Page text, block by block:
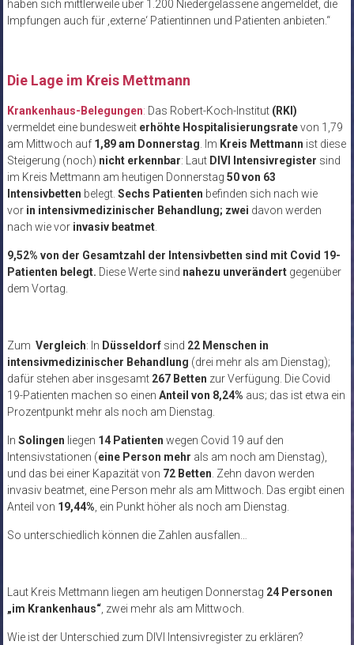
haben sich mittlerweile über 1.200 Niedergelassene angemeldet, die
Impfungen auch für ‚externe‘ Patientinnen und Patienten anbieten.“
Die Lage im Kreis Mettmann
Krankenhaus-Belegungen: Das Robert-Koch-Institut (RKI)
vermeldet eine bundesweit erhöhte Hospitalisierungsratevon 1,79
am Mittwoch auf 1,89 am Donnerstag. Im Kreis Mettmann ist diese
Steigerung (noch) nicht erkennbar: Laut DIVI Intensivregister sind
im Kreis Mettmann am heutigen Donnerstag 50 von 63
Intensivbetten belegt. Sechs Patienten befinden sich nach wie
vor in intensivmedizinischer Behandlung; zwei davon werden
nach wie vor invasiv beatmet.
9,52% von der Gesamtzahl der Intensivbetten sind mit Covid 19-
Patienten belegt. Diese Werte sind nahezu unverändertgegenüber
dem Vortag.
Zum Vergleich: In Düsseldorfsind 22 Menschen in
intensivmedizinischer Behandlung (drei mehr als am Dienstag);
dafür stehen aber insgesamt 267 Betten zur Verfügung. Die Covid
19-Patienten machen so einen Anteil von 8,24% aus; das ist etwa ein
Prozentpunkt mehr als noch am Dienstag.
In Solingen liegen 14 Patienten wegen Covid 19 auf den
Intensivstationen (eine Person mehr als am noch am Dienstag),
und das bei einer Kapazität von 72 Betten. Zehn davon werden
invasiv beatmet, eine Person mehr als am Mittwoch. Das ergibt einen
Anteil von 19,44%, ein Punkt höher als noch am Dienstag.
So unterschiedlich können die Zahlen ausfallen…
Laut Kreis Mettmann liegen am heutigen Donnerstag 24 Personen
„im Krankenhaus“, zwei mehr als am Mittwoch.
Wie ist der Unterschied zum DIVI Intensivregister zu erklären?